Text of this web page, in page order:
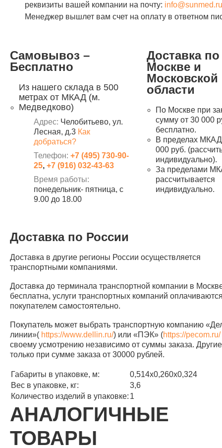
реквизиты вашей компании на почту: info@sunmed.ru
Менеджер вышлет вам счет на оплату в ответном
Самовывоз –
Бесплатно
Из нашего склада в 500
метрах от МКАД (м.
Медведково)
Адрес: Челобитьево, ул.
Лесная, д.3 Как
добраться?
Телефон: +7 (495) 730-90-
25, +7 (916) 032-43-63
Время работы:
понедельник- пятница, с
9.00 до 18.00
Доставка по
Москве и
Московской
области
По Москве при
сумму от 30 000
бесплатно.
В пределах МКАД
000 руб.
индивидуально).
За пределами
рассчитывается
индивидуально.
Доставка по России
Доставка в другие регионы России осуществляется
транспортными компаниями.
Доставка до терминала транспортной компании в
бесплатна, услуги транспортных компаний
покупателем самостоятельно.
Покупатель может выбрать транспортную компанию
линии»( https://www.dellin.ru/) или «ПЭК» (https://pecom.ru/
своему усмотрению независимо от суммы заказа.
только при сумме заказа от 30000 рублей.
Габариты в упаковке, м:
0,514х0,260х0,324
Вес в упаковке, кг:
3,6
Количество изделий в упаковке: 1
АНАЛОГИЧНЫЕ
ТОВАРЫ